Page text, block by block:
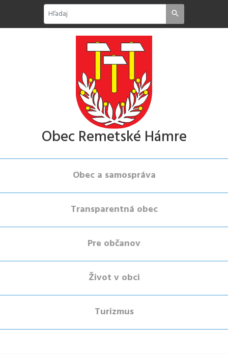
Obec Remetské Hámre
Obec a samospráva
Transparentná obec
Pre občanov
Život v obci
Turizmus